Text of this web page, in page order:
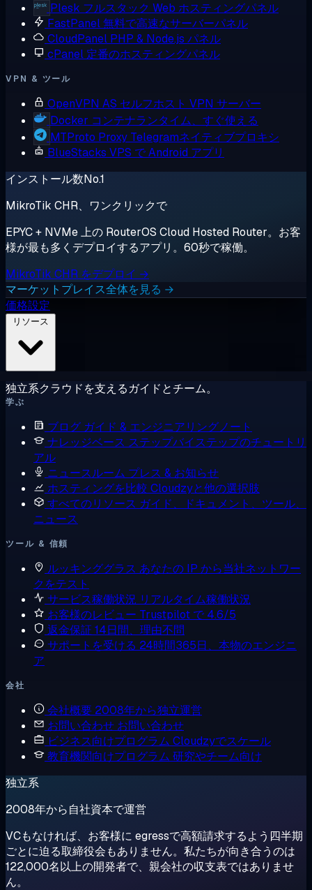
Plesk フルスタック Web ホスティングパネル
FastPanel無料で高速なサーバーパネル
CloudPanel PHP & Node.js パネル
cPanel 定番のホスティングパネル
VPN & ツール
OpenVPN AS セルフホスト VPN サーバー
Docker コンテナランタイム、すぐ使える
MTProto Proxy Telegramネイティブプロキシ
BlueStacks VPS で Android アプリ
インストール数No.1
MikroTik CHR、ワンクリックで
EPYC + NVMe 上の RouterOS Cloud Hosted Router。お客
様が最も多くデプロイするアプリ。60秒で稼働。
MikroTik CHR をデプロイ →
マーケットプレイス全体を見る →
価格設定
独立系クラウドを支えるガイドとチーム。
学ぶ
ブログ ガイド & エンジニアリングノート
ナレッジベース ステップバイステップのチュートリ
アル
ニュースルーム プレス & お知らせ
ホスティングを比較 Cloudzyと他の選択肢
すべてのリソース ガイド、ドキュメント、ツール、
ニュース
ツール & 信頼
ルッキンググラス あなたの IP から当社ネットワー
クをテスト
サービス稼働状況 リアルタイム稼働状況
お客様のレビュー Trustpilot で 4.6/5
返金保証 14日間、理由不問
サポートを受ける 24時間365日、本物のエンジニ
ア
会社
会社概要 2008年から独立運営
お問い合わせ お問い合わせ
ビジネス向けプログラム Cloudzyでスケール
教育機関向けプログラム 研究やチーム向け
独立系
2008年から自社資本で運営
VCもなければ、お客様に egressで高額請求するよう四半期
ごとに迫る取締役会もありません。私たちが向き合うのは
122,000名以上の開発者で、親会社の収支表ではありませ
ん。